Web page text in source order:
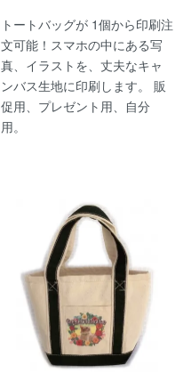
トートバッグが 1個から印刷注
文可能！スマホの中にある写
真、イラストを、丈夫なキャ
ンバス生地に印刷します。 販
促用、プレゼント用、自分
用。